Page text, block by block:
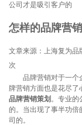
公司才是吸引客户的
怎样的品牌营
文章来源：上海复为品
次
品牌营销对于一个企
牌营销方面也是花尽
品牌营销策划 。专业的
的。当出现了事半功倍
司的。